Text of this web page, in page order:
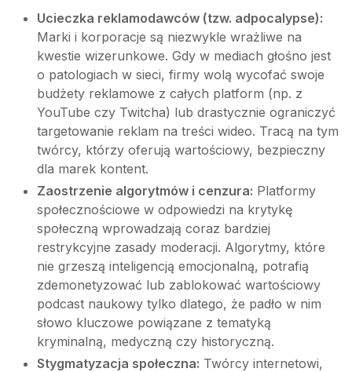
Ucieczka reklamodawców (tzw. adpocalypse):
Marki i korporacje są niezwykle wrażliwe na
kwestie wizerunkowe. Gdy w mediach głośno jest
o patologiach w sieci, firmy wolą wycofać swoje
budżety reklamowe z całych platform (np. z
YouTube czy Twitcha) lub drastycznie ograniczyć
targetowanie reklam na treści wideo. Tracą na tym
twórcy, którzy oferują wartościowy, bezpieczny
dla marek kontent.
Zaostrzenie algorytmów i cenzura: Platformy
społecznościowe w odpowiedzi na krytykę
społeczną wprowadzają coraz bardziej
restrykcyjne zasady moderacji. Algorytmy, które
nie grzeszą inteligencją emocjonalną, potrafią
zdemonetyzować lub zablokować wartościowy
podcast naukowy tylko dlatego, że padło w nim
słowo kluczowe powiązane z tematyką
kryminalną, medyczną czy historyczną.
Stygmatyzacja społeczna: Twórcy internetowi,